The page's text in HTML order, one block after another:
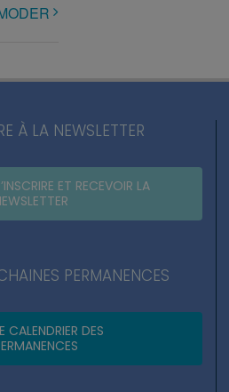
À LA NEWSLETTER
ET RECEVOIR LA
PERMANENCES
CALENDRIER DES